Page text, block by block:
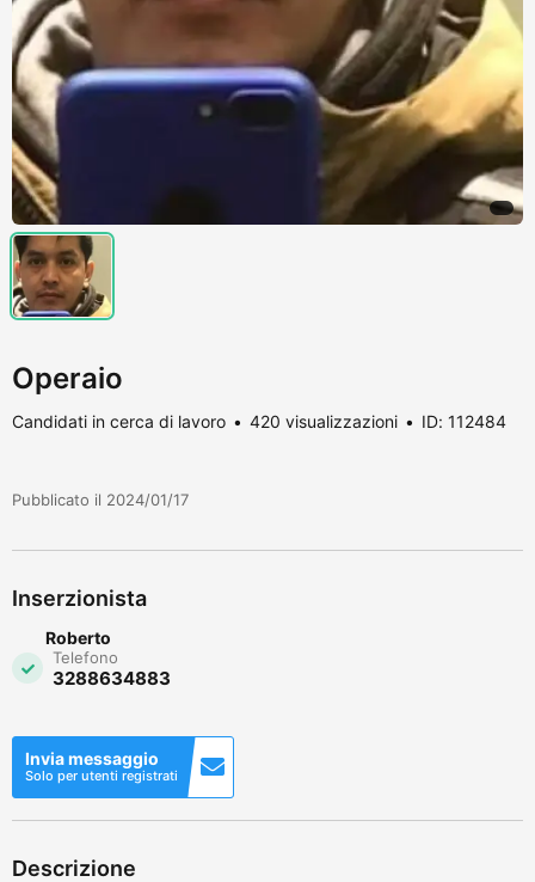
Operaio
Candidati in cerca di lavoro 420 visualizzazioni ID: 112484
Pubblicato il 2024/01/17
Inserzionista
Roberto
Telefono
3288634883
Invia messaggio
Solo per utenti registrati
Descrizione